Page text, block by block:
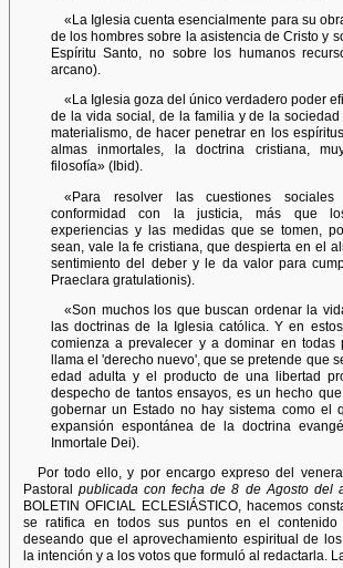
«La Iglesia cuenta esencialmente para su
de los hombres sobre la asistencia de Cristo y
Espíritu Santo, no sobre los humanos
arcano).
«La Iglesia goza del único verdadero poder
de la vida social, de la familia y de la sociedad
materialismo, de hacer penetrar en los
almas inmortales, la doctrina cristiana,
filosofía» (Ibid).
«Para resolver las cuestiones
conformidad con la justicia, más que
experiencias y las medidas que se tomen,
sean, vale la fe cristiana, que despierta en el
sentimiento del deber y le da valor para
Praeclara gratulationis).
«Son muchos los que buscan ordenar la
las doctrinas de la Iglesia católica. Y en
comienza a prevalecer y a dominar en todas
llama el 'derecho nuevo', que se pretende que
edad adulta y el producto de una libertad
despecho de tantos ensayos, es un hecho
gobernar un Estado no hay sistema como el
expansión espontánea de la doctrina
Inmortale Dei).
Por todo ello, y por encargo expreso del
Pastoralpublicada con fecha de 8 de Agosto del
BOLETIN OFICIAL ECLESIÁSTICO, hacemos
se ratifica en todos sus puntos en el
deseando que el aprovechamiento espiritual de
la intención y a los votos que formuló al redactarla.